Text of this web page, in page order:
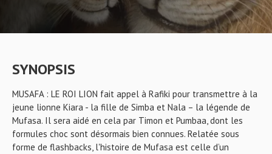
SYNOPSIS
MUSAFA : LE ROI LION fait appel à Rafiki pour transmettre à la
jeune lionne Kiara - la fille de Simba et Nala – la légende de
Mufasa. Il sera aidé en cela par Timon et Pumbaa, dont les
formules choc sont désormais bien connues. Relatée sous
forme de flashbacks, l'histoire de Mufasa est celle d’un